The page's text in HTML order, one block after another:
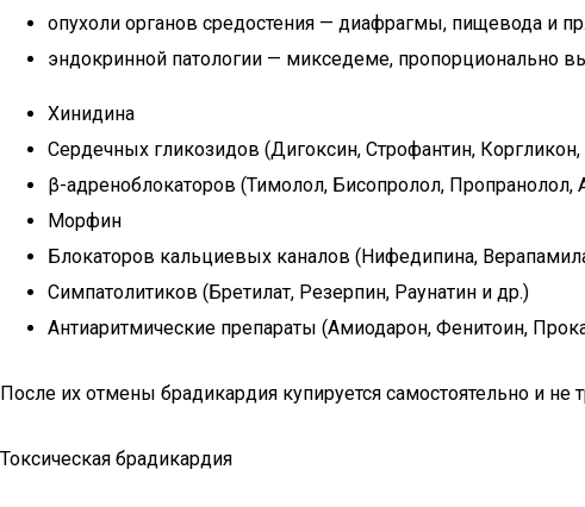
опухоли органов средостения — диафрагмы, пищевода и пр.
эндокринной патологии — микседеме, пропорционально
Хинидина
Сердечных гликозидов (Дигоксин, Строфантин,
β-адреноблокаторов (Тимолол, Бисопролол,
Морфин
Блокаторов кальциевых каналов (Нифедипина,
Симпатолитиков (Бретилат, Резерпин, Раунатин и др.)
Антиаритмические препараты (Амиодарон, Фенитоин,
После их отмены брадикардия купируется самостоятельно и не
Токсическая брадикардия